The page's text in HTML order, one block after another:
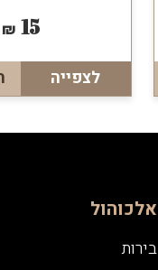
15
₪
לצפייה
אלכוהול
בירות